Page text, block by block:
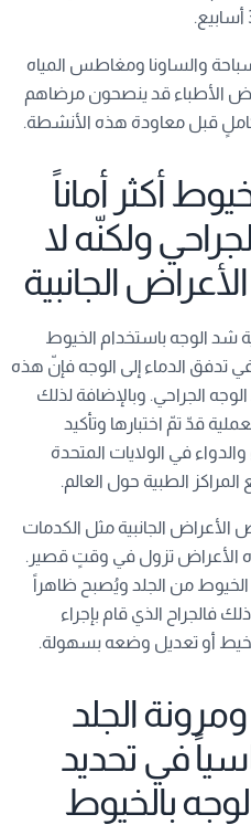
والساونا ومغاطس المياه
الأطباء قد ينصحون مرضاهم
قبل معاودة هذه الأنشطة.
أكثر أماناً
ولكنّه لا
الجانبية
شد الوجه باستخدام الخيوط
تدفق الدماء إلى الوجه فإنّ هذه
الجراحي. وبالإضافة لذلك
قدّ تمّ اختبارها وتأكيد
في الولايات المتحدة
الأعراض الجانبية مثل الكدمات
الأعراض تزول في وقتٍ قصير.
من الجلد ويُصبح ظاهراً
فالجراح الذي قام بإجراء
الخيط أو تعديل وضعه بسهولة.
الجلد
في تحديد
بالخيوط